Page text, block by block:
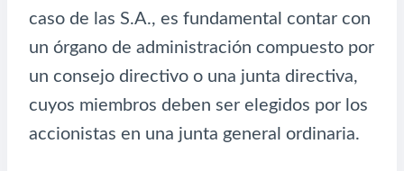
caso de las S.A., es fundamental contar con
un órgano de administración compuesto por
un consejo directivo o una junta directiva,
cuyos miembros deben ser elegidos por los
accionistas en una junta general ordinaria.